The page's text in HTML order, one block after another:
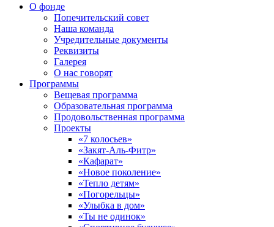
О фонде
Попечительский совет
Наша команда
Учредительные документы
Реквизиты
Галерея
О нас говорят
Программы
Вещевая программа
Образовательная программа
Продовольственная программа
Проекты
«7 колосьев»
«Закят-Аль-Фитр»
«Кафарат»
«Новое поколение»
«Тепло детям»
«Погорельцы»
«Улыбка в дом»
«Ты не одинок»